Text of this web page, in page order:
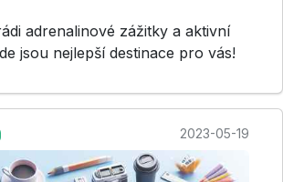
adrenalinové zážitky a aktivní
jsou nejlepší destinace pro vás!
2023-05-19